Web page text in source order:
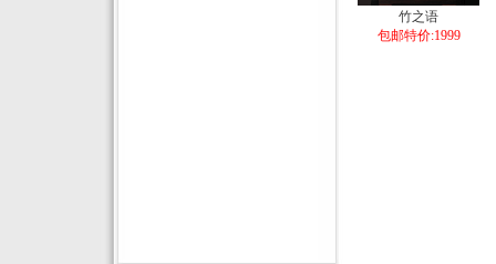
竹之语
包邮特价:1999